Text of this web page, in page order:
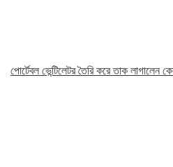
পোর্টেবল ভেন্টিলেটর তৈরি করে তাক লাগালেন